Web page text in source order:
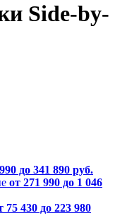
Side-by-
до 341 890 руб.
от 271 990 до 1 046
75 430 до 223 980